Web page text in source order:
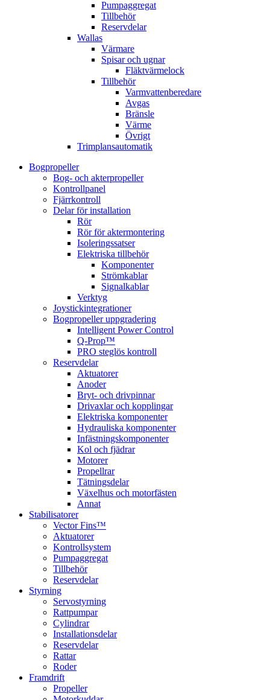
Pumpaggregat
Tillbehör
Reservdelar
Wallas
Värmare
Spisar och ugnar
Fläktvärmelock
Tillbehör
Varmvattenberedare
Avgas
Bränsle
Värme
Övrigt
Trimplansautomatik
Bogpropeller
Bog- och akterpropeller
Kontrollpanel
Fjärrkontroll
Delar för installation
Rör
Rör för aktermontering
Isoleringssatser
Elektriska tillbehör
Komponenter
Strömkablar
Signalkablar
Verktyg
Joystickintegrationer
Bogpropeller uppgradering
Intelligent Power Control
Q-Prop™
PRO steglös kontroll
Reservdelar
Aktuatorer
Anoder
Bryt- och drivpinnar
Drivaxlar och kopplingar
Elektriska komponenter
Hydrauliska komponenter
Infästningskomponenter
Kol och fjädrar
Motorer
Propellrar
Tätningsdelar
Växelhus och motorfästen
Annat
Stabilisatorer
Vector Fins™
Aktuatorer
Kontrollsystem
Pumpaggregat
Tillbehör
Reservdelar
Styrning
Servostyrning
Rattpumpar
Cylindrar
Installationsdelar
Reservdelar
Rattar
Roder
Framdrift
Propeller